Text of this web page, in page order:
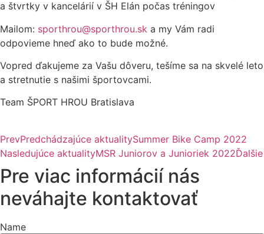
a štvrtky v kancelárií v ŠH Elán počas tréningov
Mailom: sporthrou@sporthrou.sk a my Vám radi
odpovieme hneď ako to bude možné.
Vopred ďakujeme za Vašu dôveru, tešíme sa na skvelé leto
a stretnutie s našimi športovcami.
Team ŠPORT HROU Bratislava
PrevPredchádzajúce aktualitySummer Bike Camp 2022
Nasledujúce aktualityMSR Juniorov a Junioriek 2022Ďalšie
Pre viac informácií nás
neváhajte kontaktovať
Name